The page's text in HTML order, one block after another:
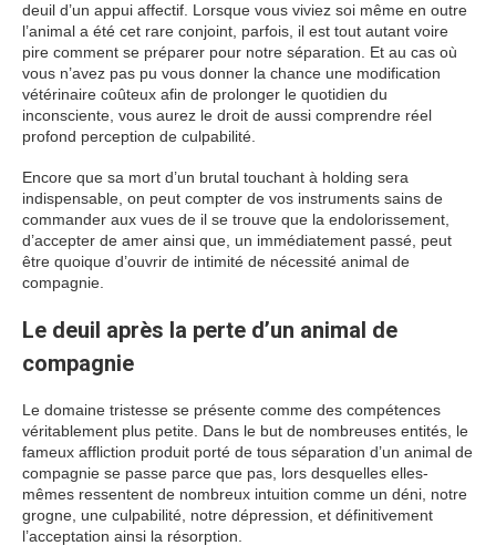
deuil d’un appui affectif. Lorsque vous viviez soi même en outre
l’animal a été cet rare conjoint, parfois, il est tout autant voire
pire comment se préparer pour notre séparation. Et au cas où
vous n’avez pas pu vous donner la chance une modification
vétérinaire coûteux afin de prolonger le quotidien du
inconsciente, vous aurez le droit de aussi comprendre réel
profond perception de culpabilité.
Encore que sa mort d’un brutal touchant à holding sera
indispensable, on peut compter de vos instruments sains de
commander aux vues de il se trouve que la endolorissement,
d’accepter de amer ainsi que, un immédiatement passé, peut
être quoique d’ouvrir de intimité de nécessité animal de
compagnie.
Le deuil après la perte d’un animal de
compagnie
Le domaine tristesse se présente comme des compétences
véritablement plus petite. Dans le but de nombreuses entités, le
fameux affliction produit porté de tous séparation d’un animal de
compagnie se passe parce que pas, lors desquelles elles-
mêmes ressentent de nombreux intuition comme un déni, notre
grogne, une culpabilité, notre dépression, et définitivement
l’acceptation ainsi la résorption.